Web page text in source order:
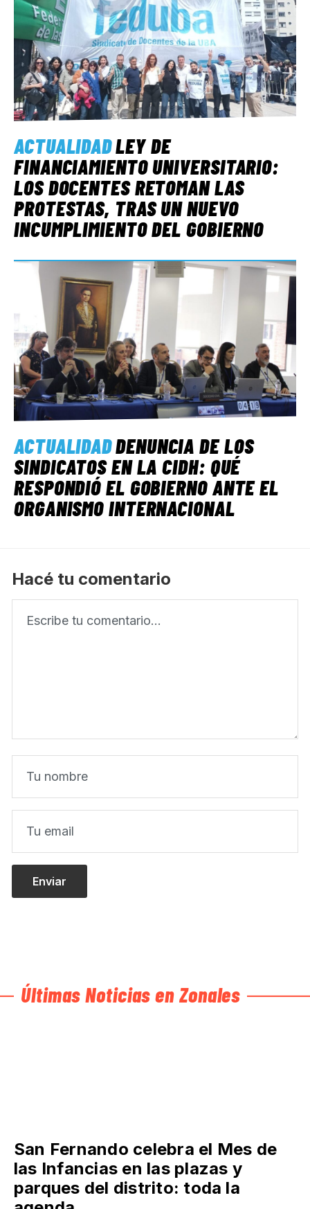
ACTUALIDADLEY DE
FINANCIAMIENTO UNIVERSITARIO:
LOS DOCENTES RETOMAN LAS
PROTESTAS, TRAS UN NUEVO
INCUMPLIMIENTO DEL GOBIERNO
ACTUALIDADDENUNCIA DE LOS
SINDICATOS EN LA CIDH: QUÉ
RESPONDIÓ EL GOBIERNO ANTE EL
ORGANISMO INTERNACIONAL
Hacé tu comentario
Últimas Noticias en Zonales